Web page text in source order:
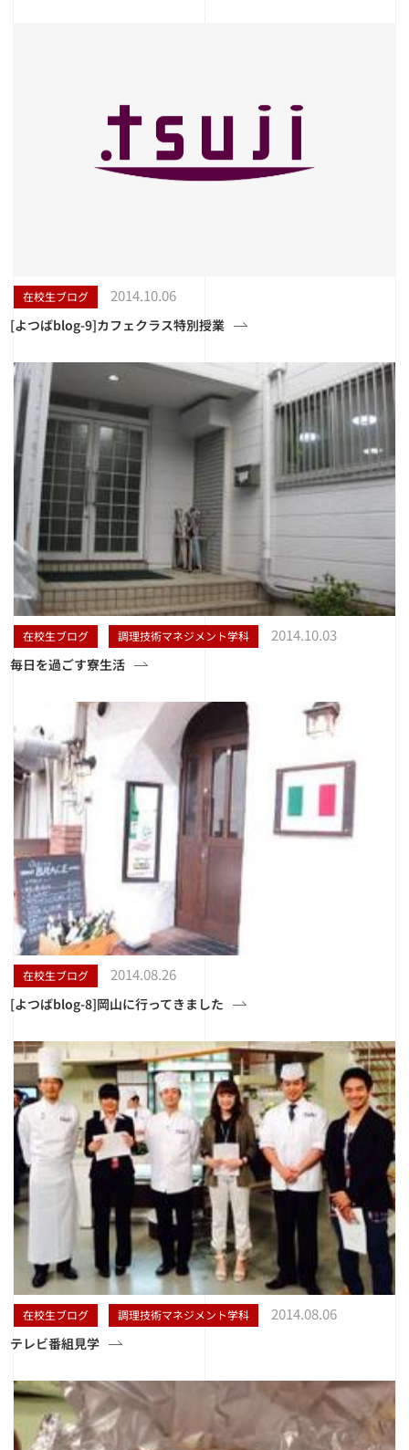
在校生ブログ 2014.10.06
[よつばblog-9]カフェクラス特別授業
在校生ブログ 調理技術マネジメント学科 2014.10.03
毎日を過ごす寮生活
在校生ブログ 2014.08.26
[よつばblog-8]岡山に行ってきました
在校生ブログ 調理技術マネジメント学科 2014.08.06
テレビ番組見学